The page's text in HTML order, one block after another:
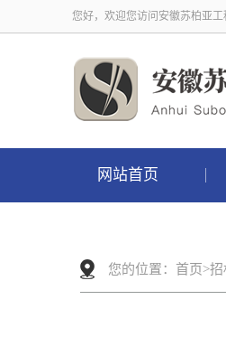
您好，欢迎您访问安徽苏柏亚工
网站首页
您的位置： 首页>招